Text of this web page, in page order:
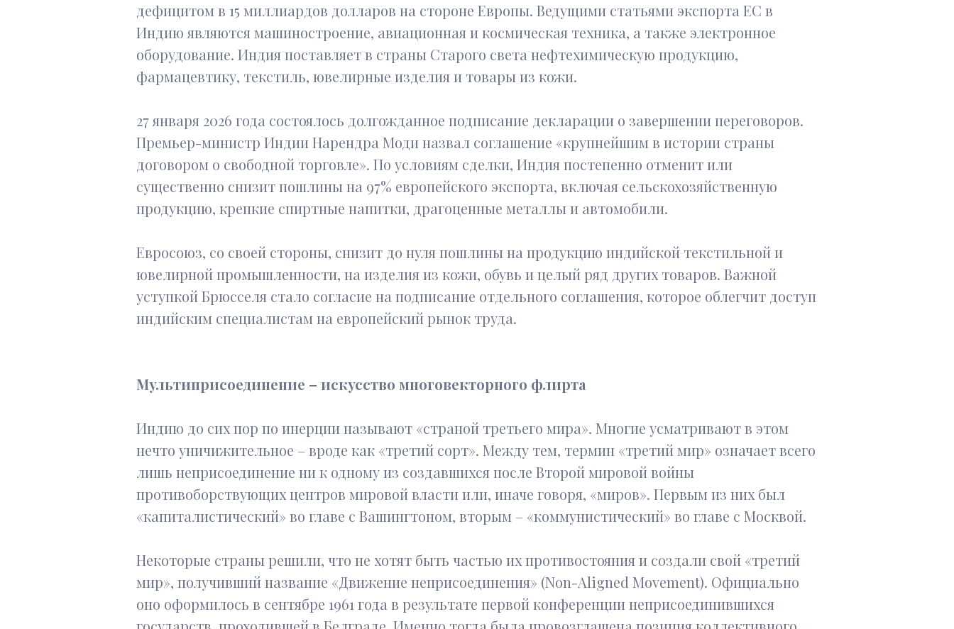
дефицитом в 15 миллиардов долларов на стороне Европы. Ведущими статьями экспорта ЕС в
Индию являются машиностроение, авиационная и космическая техника, а также электронное
оборудование. Индия поставляет в страны Старого света нефтехимическую продукцию,
фармацевтику, текстиль, ювелирные изделия и товары из кожи.
27 января 2026 года состоялось долгожданное подписание декларации о завершении переговоров.
Премьер-министр Индии Нарендра Моди назвал соглашение «крупнейшим в истории страны
договором о свободной торговле». По условиям сделки, Индия постепенно отменит или
существенно снизит пошлины на 97% европейского экспорта, включая сельскохозяйственную
продукцию, крепкие спиртные напитки, драгоценные металлы и автомобили.
Евросоюз, со своей стороны, снизит до нуля пошлины на продукцию индийской текстильной и
ювелирной промышленности, на изделия из кожи, обувь и целый ряд других товаров. Важной
уступкой Брюсселя стало согласие на подписание отдельного соглашения, которое облегчит доступ
индийским специалистам на европейский рынок труда.
Мультиприсоединение – искусство многовекторного флирта
Индию до сих пор по инерции называют «страной третьего мира». Многие усматривают в этом
нечто уничижительное – вроде как «третий сорт». Между тем, термин «третий мир» означает всего
лишь неприсоединение ни к одному из создавшихся после Второй мировой войны
противоборствующих центров мировой власти или, иначе говоря, «миров». Первым из них был
«капиталистический» во главе с Вашингтоном, вторым – «коммунистический» во главе с Москвой.
Некоторые страны решили, что не хотят быть частью их противостояния и создали свой «третий
мир», получивший название «Движение неприсоединения» (Non-Aligned Movement). Официально
оно оформилось в сентябре 1961 года в результате первой конференции неприсоединившихся